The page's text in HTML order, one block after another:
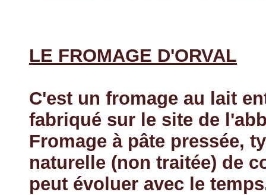
LE FROMAGE D'ORVAL
C'est un fromage au lait
fabriqué sur le site de
Fromage à pâte pressée,
naturelle (non traitée) de
peut évoluer avec le